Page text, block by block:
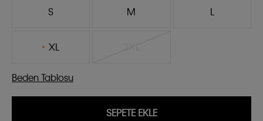
S
M L
XL
Beden Tablosu
SEPETE EKLE